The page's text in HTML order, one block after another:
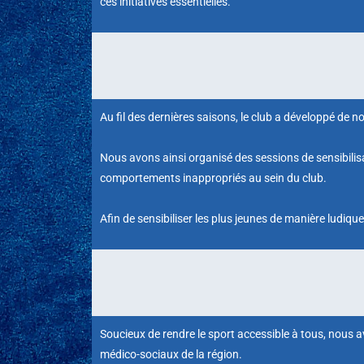
Au fil des dernières saisons, le club a développé de
Nous avons ainsi organisé des sessions de
comportements inappropriés au sein du club.
Afin de sensibiliser les plus jeunes de manière
Soucieux de rendre le sport accessible à tous, nous
médico-sociaux de la région.